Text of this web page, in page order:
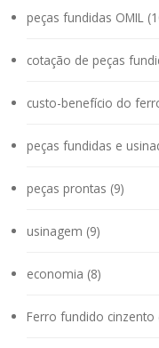
peças fundidas OMIL
cotação de peças
custo-benefício do
peças fundidas e
peças prontas (9)
usinagem (9)
economia (8)
Ferro fundido cinzento